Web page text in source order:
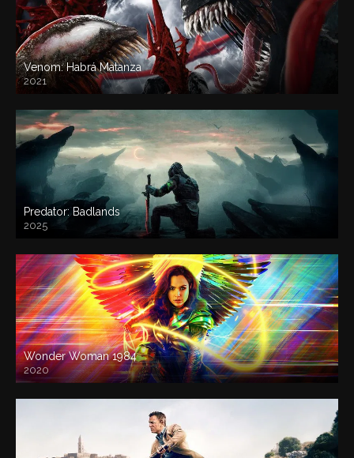
Venom: Habrá Matanza
2021
Predator: Badlands
2025
Wonder Woman 1984
2020